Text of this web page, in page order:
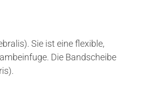
Sie ist eine flexible,
Die Bandscheibe